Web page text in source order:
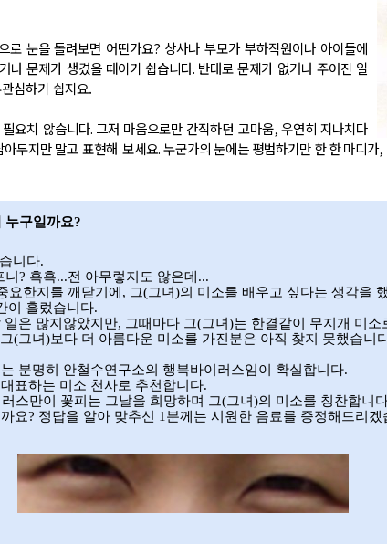
로 눈을 돌려보면 어떤가요? 상사나 부모가 부하직원이나 아이들에
나 문제가 생겼을 때이기 쉽습니다. 반대로 문제가 없거나 주어진 일
심하기 쉽지요.
요치 않습니다. 그저 마음으로만 간직하던 고마움,우연히 지나치다
아두지만 말고표현해 보세요. 누군가의 눈에는 평범하기만 한 한 마디
누구일까요?
니다.
? 흑흑...전 아무렇지도 않은데 ...
요한지를 깨닫기에 , 그(그녀)의 미소를 배우고 싶다는 생각을
이 흘렀습니다.
일은 많지않았지만, 그때마다 그(그녀)는 한결같이 무지개 미소
(그녀)보다 더 아름다운 미소를 가진분은 아직 찾지 못했습니
분명히 안철수연구소의 행복바이러스임이 확실합니다.
표하는 미소 천사로 추천합니다.
스만이 꽃피는 그날을 희망하며 그(그녀)의 미소를 칭찬합니
요? 정답을 알아 맞추신 1 분께는 시원한 음료를 증정해드리겠